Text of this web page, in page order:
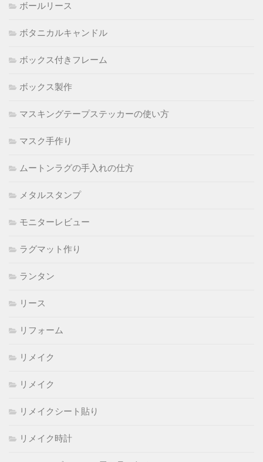
ボールリース
ボタニカルキャンドル
ボックス付きフレーム
ボックス製作
マスキングテープステッカーの使い方
マスク手作り
ムートンラグの手入れの仕方
メタルスタンプ
モニターレビュー
ラグマット作り
ランタン
リース
リフォーム
リメイク
リメイク
リメイクシート貼り
リメイク時計